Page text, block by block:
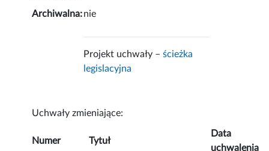
Archiwalna:nie
Projekt uchwały –ścieżka
legislacyjna
Uchwały zmieniające:
Numer Tytuł
Data
uchwalenia